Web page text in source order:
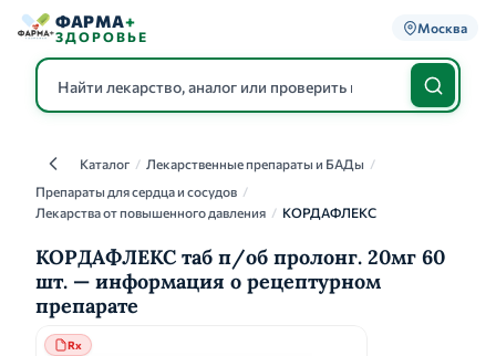
ФАРМА+
ЗДОРОВЬЕ
Москва
КаталогКаталог / Лекарственные препараты и БАДы /
Препараты для сердца и сосудов /
Лекарства от повышенного давления / КОРДАФЛЕКС
КОРДАФЛЕКС таб п/об пролонг. 20мг 60
шт. — информация о рецептурном
препарате
Rx